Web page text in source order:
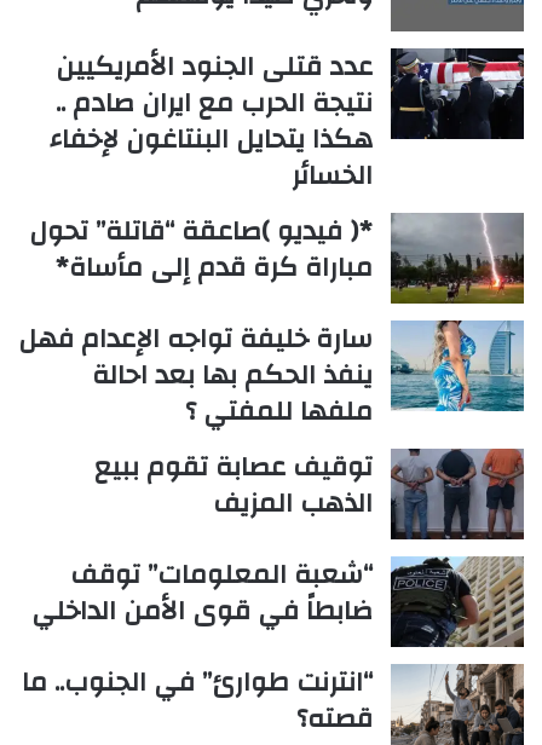
عدد قتلى الجنود الأمريكيين
نتيجة الحرب مع ايران صادم ..
هكذا يتحايل البنتاغون لإخفاء
الخسائر
*( فيديو )صاعقة “قاتلة” تحول
مباراة كرة قدم إلى مأساة*
سارة خليفة تواجه الإعدام فهل
ينفذ الحكم بها بعد احالة
ملفها للمفتي ؟
توقيف عصابة تقوم ببيع
الذهب المزيف
“شعبة المعلومات” توقف
ضابطاً في قوى الأمن الداخلي
“انترنت طوارئ” في الجنوب.. ما
قصته؟